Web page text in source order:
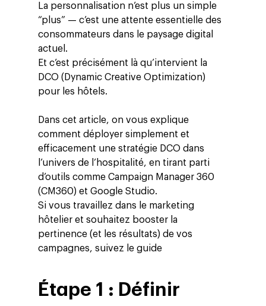
La personnalisation n’est plus un simple
“plus” — c’est une attente essentielle des
consommateurs dans le paysage digital
actuel.
Et c’est précisément là qu’intervient la
DCO (Dynamic Creative Optimization)
pour les hôtels.
Dans cet article, on vous explique
comment déployer simplement et
efficacement une stratégie DCO dans
l’univers de l’hospitalité, en tirant parti
d’outils comme Campaign Manager 360
(CM360) et Google Studio.
Si vous travaillez dans le marketing
hôtelier et souhaitez booster la
pertinence (et les résultats) de vos
campagnes, suivez le guide
Étape 1 : Définir